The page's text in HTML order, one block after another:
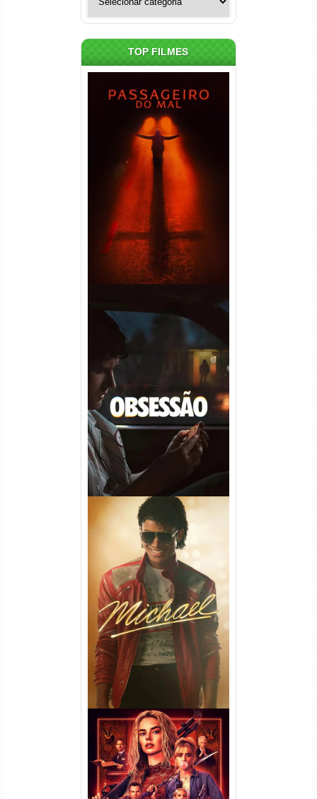
TOP FILMES
Passageiro do Mal Torrent
(2026) WEB-DL 1080p Dual
Áudio
Obsessão Torrent (2026)
WEB-DL 1080p/4K Dual
Áudio
Michael Torrent (2026) WEB-
DL 1080p/4K Dual Áudio